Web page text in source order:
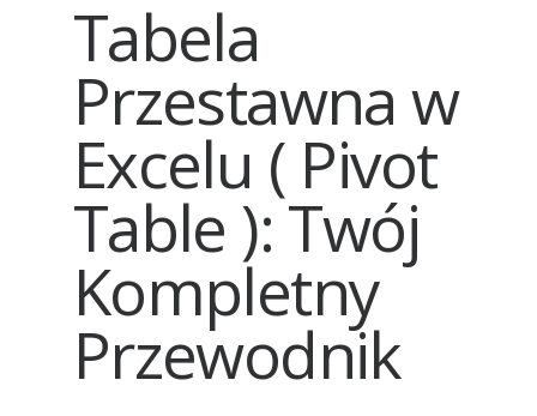
Tabela
Przestawna w
Excelu ( Pivot
Table ): Twój
Kompletny
Przewodnik